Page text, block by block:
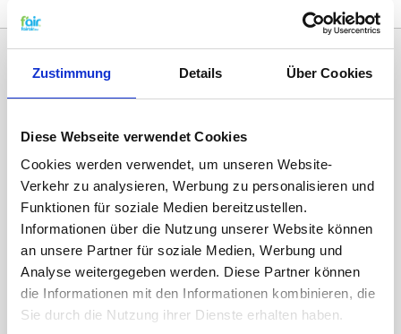
Zustimmung Details Über Cookies
Diese Webseite verwendet Cookies
Cookies werden verwendet, um unseren Website-
Verkehr zu analysieren, Werbung zu personalisieren und
Funktionen für soziale Medien bereitzustellen.
Informationen über die Nutzung unserer Website können
an unsere Partner für soziale Medien, Werbung und
Analyse weitergegeben werden. Diese Partner können
die Informationen mit den Informationen kombinieren, die
Sie durch die Nutzung ihrer Dienste erhalten haben.
Kategorien
ERSATZFILTER / GERÄTEFILTER
LUFTHEIZUNG FILTER
FILTERMATTEN / TÜCHER